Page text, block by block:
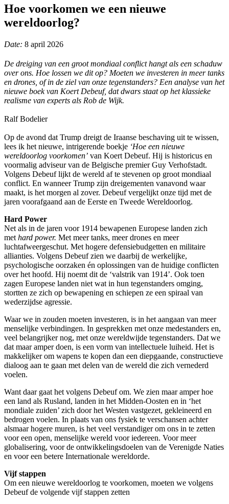
Hoe voorkomen we een nieuwe
wereldoorlog?
Date: 8 april 2026
De dreiging van een groot mondiaal conflict hangt als een schaduw
over ons. Hoe lossen we dit op? Moeten we investeren in meer tanks
en drones, of in de ziel van onze tegenstanders? Een analyse van het
nieuwe boek van Koert Debeuf, dat dwars staat op het klassieke
realisme van experts als Rob de Wijk.
Ralf Bodelier
Op de avond dat Trump dreigt de Iraanse beschaving uit te wissen,
lees ik het nieuwe, intrigerende boekje ‘Hoe een nieuwe
wereldoorlog voorkomen’ van Koert Debeuf. Hij is historicus en
voormalig adviseur van de Belgische premier Guy Verhofstadt.
Volgens Debeuf lijkt de wereld af te stevenen op groot mondiaal
conflict. En wanneer Trump zijn dreigementen vanavond waar
maakt, is het morgen al zover. Debeuf vergelijkt onze tijd met de
jaren voorafgaand aan de Eerste en Tweede Wereldoorlog.
Hard Power
Net als in de jaren voor 1914 bewapenen Europese landen zich
met hard power. Met meer tanks, meer drones en meer
luchtafweergeschut. Met hogere defensiebudgetten en militaire
allianties. Volgens Debeuf zien we daarbij de werkelijke,
psychologische oorzaken én oplossingen van de huidige conflicten
over het hoofd. Hij noemt dit de ‘valstrik van 1914’. Ook toen
zagen Europese landen niet wat in hun tegenstanders omging,
stortten ze zich op bewapening en schiepen ze een spiraal van
wederzijdse agressie.
Waar we in zouden moeten investeren, is in het aangaan van meer
menselijke verbindingen. In gesprekken met onze medestanders en,
veel belangrijker nog, met onze wereldwijde tegenstanders. Dat we
dat maar amper doen, is een vorm van intellectuele luiheid. Het is
makkelijker om wapens te kopen dan een diepgaande, constructieve
dialoog aan te gaan met delen van de wereld die zich vernederd
voelen.
Want daar gaat het volgens Debeuf om. We zien maar amper hoe
een land als Rusland, landen in het Midden-Oosten en in ‘het
mondiale zuiden’ zich door het Westen vastgezet, gekleineerd en
bedrogen voelen. In plaats van ons fysiek te verschansen achter
alsmaar hogere muren, is het veel verstandiger om ons in te zetten
voor een open, menselijke wereld voor iedereen. Voor meer
globalisering, voor de ontwikkelingsdoelen van de Verenigde Naties
en voor een betere Internationale wereldorde.
Vijf stappen
Om een nieuwe wereldoorlog te voorkomen, moeten we volgens
Debeuf de volgende vijf stappen zetten